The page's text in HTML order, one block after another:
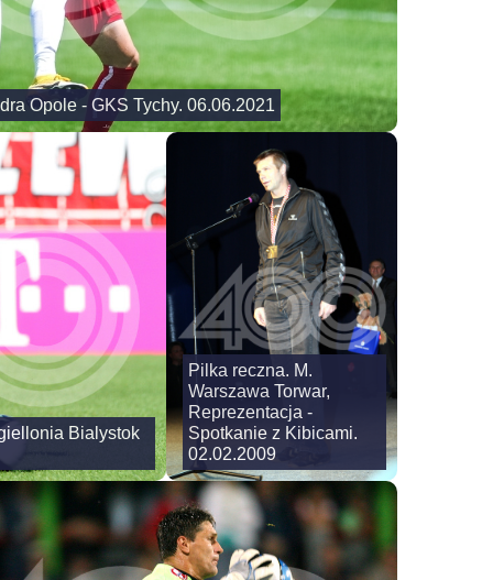
Opole - GKS Tychy. 06.06.2021
Bialystok
Pilka reczna. M.
Warszawa Torwar,
Reprezentacja -
Spotkanie z Kibicami.
02.02.2009